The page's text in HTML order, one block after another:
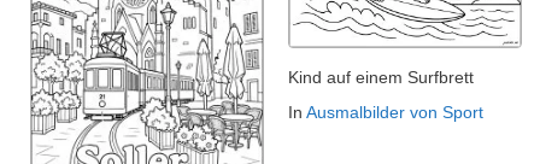
Kind auf einem Surfbrett
In Ausmalbilder von Sport